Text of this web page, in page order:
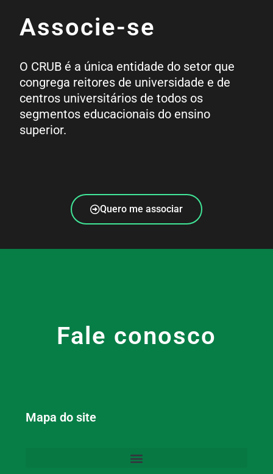
Associe-se
O CRUB é a única entidade do setor que
congrega reitores de universidade e de
centros universitários de todos os
segmentos educacionais do ensino
superior.
Quero me associar
Fale conosco
Mapa do site